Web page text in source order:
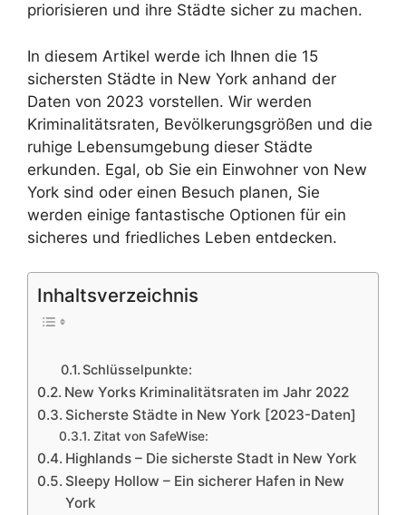
priorisieren und ihre Städte sicher zu machen.
In diesem Artikel werde ich Ihnen die 15
sichersten Städte in New York anhand der
Daten von 2023 vorstellen. Wir werden
Kriminalitätsraten, Bevölkerungsgrößen und die
ruhige Lebensumgebung dieser Städte
erkunden. Egal, ob Sie ein Einwohner von New
York sind oder einen Besuch planen, Sie
werden einige fantastische Optionen für ein
sicheres und friedliches Leben entdecken.
Inhaltsverzeichnis
Schlüsselpunkte:
New Yorks Kriminalitätsraten im Jahr 2022
Sicherste Städte in New York [2023-Daten]
Zitat von SafeWise:
Highlands – Die sicherste Stadt in New York
Sleepy Hollow – Ein sicherer Hafen in New
York